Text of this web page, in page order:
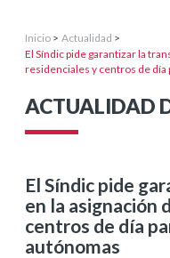
Inicio > Actualidad >
El Síndic pide garantizar la
residenciales y centros de
ACTUALIDAD
El Síndic pide
en la asignación
centros de día
autónomas